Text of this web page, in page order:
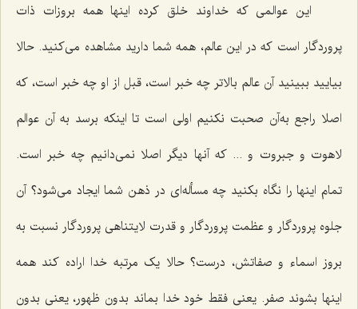
این عوالمی که خداوند خلق کرده اینها همه بروزات ذات
پروردگار است که در این عالم، همه شما دارید مشاهده می‌کنید. حالا
بیایید ببینید آن عالم بالاتر چه خبر است، قبل از او چه خبر است، که
اصلا راجع به‌آن صحبت نکنیم اولی است تا اینکه برسد به آن عوالم
لاهوت و جبروت و ... که آنها دیگر اصلا نمی‌دانیم چه خبر است.
تمام اینها را نگاه بکنید چه مسأله‌ای در ذهن شما ایجاد می‌شود؟ آن
جلوه پروردگار و عظمت پروردگار و قدرت لایتناهی پروردگار نسبت به
بروز اسماء و صفاتش، درست؟ حالا یک مرتبه خدا اراده کند همه
اینها بشوند صفر. یعنی فقط خود خدا بماند بدون ظهور، یعنی بدون